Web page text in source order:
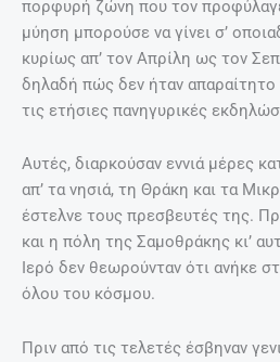
πορφυρή ζώνη που τον
μύηση μπορούσε να γίνει σ’
κυρίως απ’ τον Απρίλη ως τον
δηλαδή πώς δεν ήταν
τις ετήσιες πανηγυρικές
Αυτές, διαρκούσαν εννιά μέρες
απ’ τα νησιά, τη Θράκη και τα
έστελνε τους πρεσβευτές της.
και η πόλη της Σαμοθράκης κι’
Ιερό δεν θεωρούνταν ότι ανήκε
όλου του κόσμου.
Πριν από τις τελετές έσβηναν